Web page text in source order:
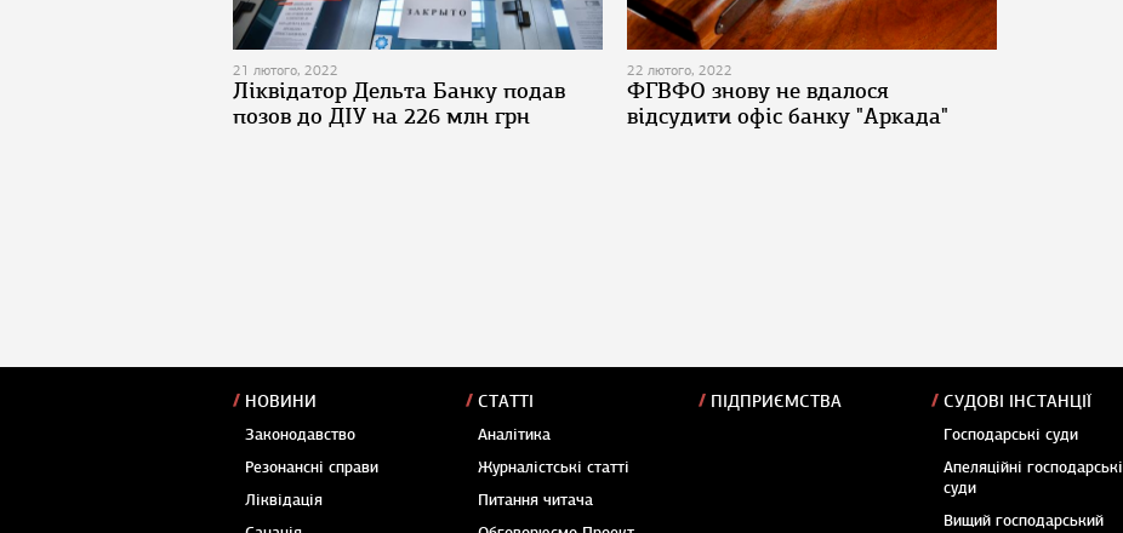
21 лютого, 2022
Ліквідатор Дельта Банку подав
позов до ДІУ на 226 млн грн
22 лютого, 2022
ФГВФО знову не вдалося
відсудити офіс банку "Аркада"
НОВИНИ
Законодавство
Резонансні справи
Ліквідація
СТАТТІ
Аналітика
Журналістські статті
Питання читача
ПІДПРИЄМСТВА СУДОВІ ІНСТАНЦІЇ
Господарські суди
Апеляційні господарські
суди
Вищий господарський